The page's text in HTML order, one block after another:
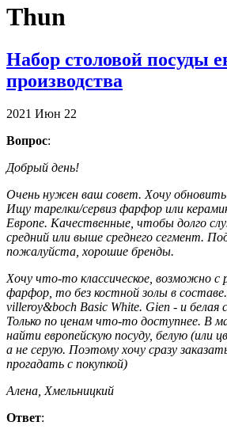
Thun
Набор столовой посуды
производства
2021 Июн 22
Вопрос:
Добрый день!
Очень нужен ваш совет. Хочу обновить
Ищу тарелки/сервиз фарфор или
Европе. Качественные, чтобы долго
средний или выше среднего сегмент.
пожалуйста, хорошие бренды.
Хочу что-то классическое, возможно с
фарфор, то без костной золы в
villeroy&boch Basic White. Gien - и белая
Только по ценам что-то доступнее. В
найти европейскую посуду, белую (или
а не серую. Поэтому хочу сразу
прогадать с покупкой)
Алена, Хмельницкий
Ответ: